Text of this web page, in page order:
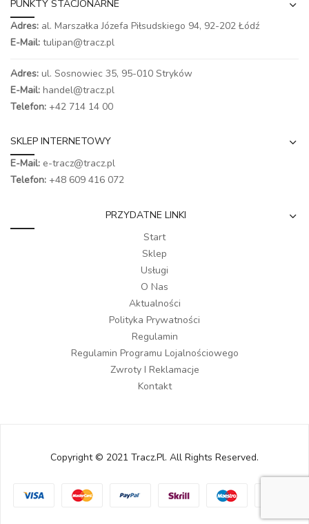
PUNKTY STACJONARNE
Adres: al. Marszałka Józefa Piłsudskiego 94, 92-202 Łódź
E-Mail: tulipan@tracz.pl
Adres: ul. Sosnowiec 35, 95-010 Stryków
E-Mail: handel@tracz.pl
Telefon: +42 714 14 00
SKLEP INTERNETOWY
E-Mail: e-tracz@tracz.pl
Telefon: +48 609 416 072
PRZYDATNE LINKI
Start
Sklep
Usługi
O Nas
Aktualności
Polityka Prywatności
Regulamin
Regulamin Programu Lojalnościowego
Zwroty I Reklamacje
Kontakt
Copyright © 2021 Tracz.pl. All Rights Reserved.